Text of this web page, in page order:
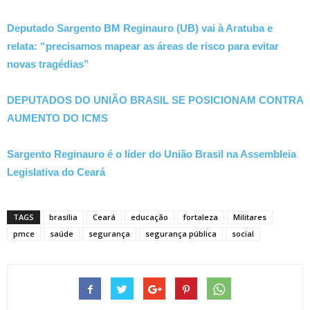
Deputado Sargento BM Reginauro (UB) vai à Aratuba e
relata: “precisamos mapear as áreas de risco para evitar
novas tragédias”
DEPUTADOS DO UNIÃO BRASIL SE POSICIONAM CONTRA
AUMENTO DO ICMS
Sargento Reginauro é o líder do União Brasil na Assembleia
Legislativa do Ceará
TAGS brasília Ceará educação fortaleza
Militares
pmce
saúde segurança segurança pública social